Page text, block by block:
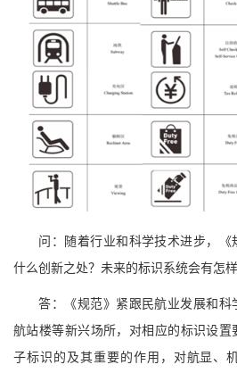
问：随着行业和科学技术进步，《
什么创新之处？未来的标识系统会有怎样
答：《规范》紧跟民航业发展和科
航站楼等新兴场所，对相应的标识设
子标识的及其重要的作用，对航显、